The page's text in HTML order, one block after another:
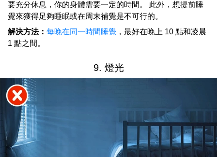
要充分休息，你的身體需要一定的時間。 此外，想提前睡
覺來獲得足夠睡眠或在周末補覺是不可行的。
解決方法： 每晚在同一時間睡覺 ，最好在晚上 10 點和凌晨
1 點之間。
9. 燈光